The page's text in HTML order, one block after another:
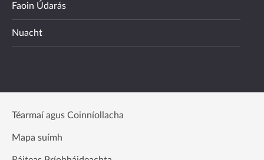
Faoin Údarás
Nuacht
Téarmaí agus Coinníollacha
Mapa suímh